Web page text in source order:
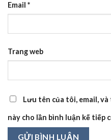
Email *
Trang web
Lưu tên của tôi, email,
này cho lần bình luận kế tiếp